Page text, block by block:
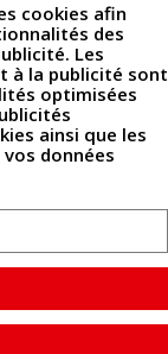
88
cookies afin
des
Les
à la publicité sont
optimisées
ainsi que les
données